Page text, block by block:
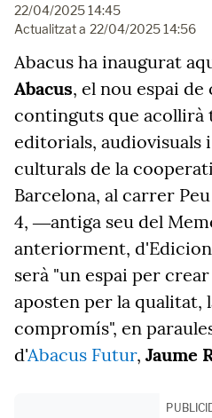
22/04/2025 14:45
Actualitzat a 22/04/2025 14:56
Abacus ha inaugurat
Abacus, el nou espai de
continguts que acollirà
editorials, audiovisuals
culturals de la
Barcelona, al carrer
4, ―antiga seu del
anteriorment,
serà "un espai per
aposten per la qualitat,
compromís", en
d'Abacus Futur, Jaume